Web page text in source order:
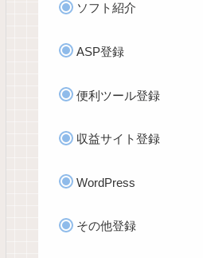
ソフト紹介
ASP登録
便利ツール登録
収益サイト登録
WordPress
その他登録